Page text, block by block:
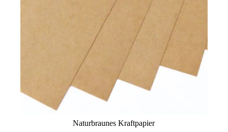
Naturbraunes Kraftpapier